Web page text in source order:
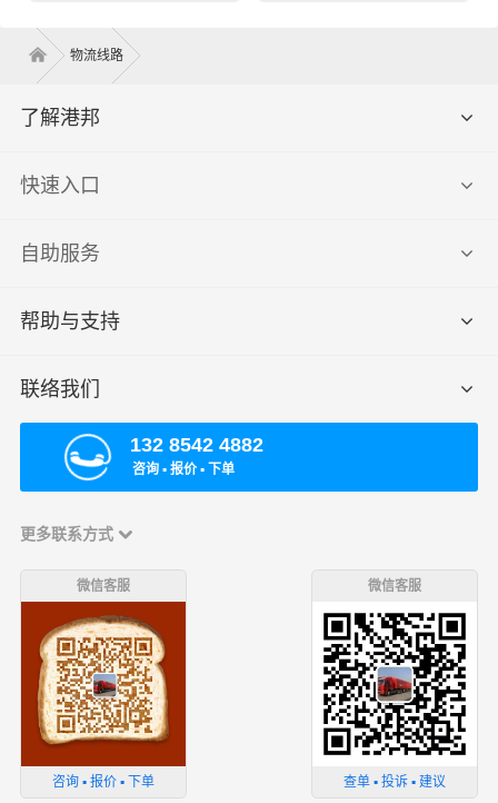
物流线路
了解港邦
快速入口
自助服务
帮助与支持
联络我们
132 8542 4882
咨询 ▪ 报价 ▪ 下单
更多联系方式
微信客服
咨询 ▪ 报价 ▪ 下单
微信客服
查单 ▪ 投诉 ▪ 建议